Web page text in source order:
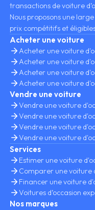
transactions de voiture
Nous proposons une
prix compétitifs et
Acheter une voiture
Acheter une voiture
Acheter une voiture
Acheter une voiture
Acheter une voiture
Vendre une voiture
Vendre une voiture
Vendre une voiture
Vendre une voiture
Vendre une voiture
Services
Estimer une voiture
Comparer une voiture
Financer une voiture
Voitures d’occasion
Nos marques